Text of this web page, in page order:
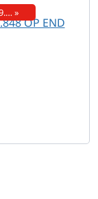
»